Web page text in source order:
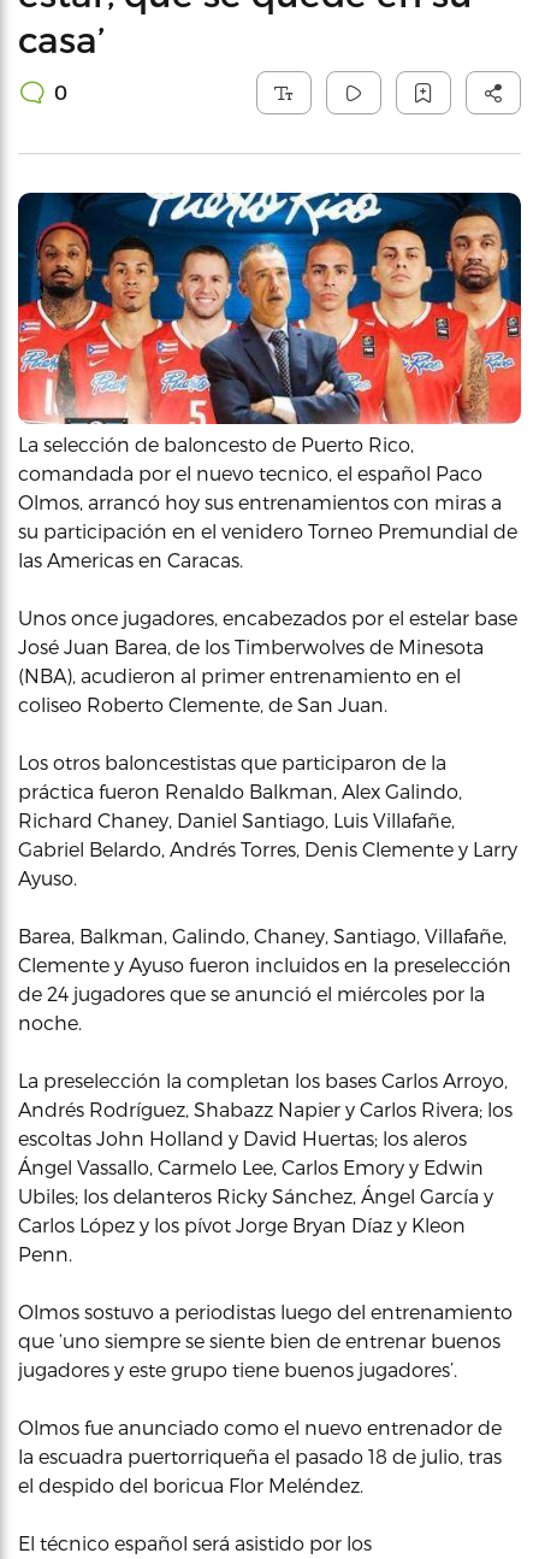
casa’
0
La selección de baloncesto de Puerto Rico,
comandada por el nuevo tecnico, el español Paco
Olmos, arrancó hoy sus entrenamientos con miras a
su participación en el venidero Torneo Premundial de
las Americas en Caracas.
Unos once jugadores, encabezados por el estelar base
José Juan Barea, de los Timberwolves de Minesota
(NBA), acudieron al primer entrenamiento en el
coliseo Roberto Clemente, de San Juan.
Los otros baloncestistas que participaron de la
práctica fueron Renaldo Balkman, Alex Galindo,
Richard Chaney, Daniel Santiago, Luis Villafañe,
Gabriel Belardo, Andrés Torres, Denis Clemente y Larry
Ayuso.
Barea, Balkman, Galindo, Chaney, Santiago, Villafañe,
Clemente y Ayuso fueron incluidos en la preselección
de 24 jugadores que se anunció el miércoles por la
noche.
La preselección la completan los bases Carlos Arroyo,
Andrés Rodríguez, Shabazz Napier y Carlos Rivera; los
escoltas John Holland y David Huertas; los aleros
Ángel Vassallo, Carmelo Lee, Carlos Emory y Edwin
Ubiles; los delanteros Ricky Sánchez, Ángel García y
Carlos López y los pívot Jorge Bryan Díaz y Kleon
Penn.
Olmos sostuvo a periodistas luego del entrenamiento
que ‘uno siempre se siente bien de entrenar buenos
jugadores y este grupo tiene buenos jugadores’.
Olmos fue anunciado como el nuevo entrenador de
la escuadra puertorriqueña el pasado 18 de julio, tras
el despido del boricua Flor Meléndez.
El técnico español será asistido por los